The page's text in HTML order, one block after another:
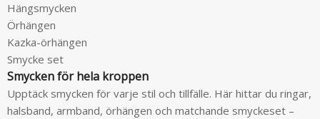
Hängsmycken
Örhängen
Kazka-örhängen
Smycke set
Smycken för hela kroppen
Upptäck smycken för varje stil och tillfälle. Här hittar du ringar,
halsband, armband, örhängen och matchande smyckeset –